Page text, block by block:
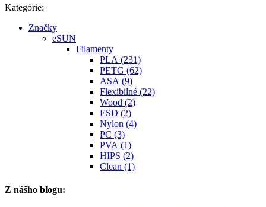
Kategórie:
Značky
eSUN
Filamenty
PLA (231)
PETG (62)
ASA (9)
Flexibilné (22)
Wood (2)
ESD (2)
Nylon (4)
PC (3)
PVA (1)
HIPS (2)
Clean (1)
Z nášho blogu: